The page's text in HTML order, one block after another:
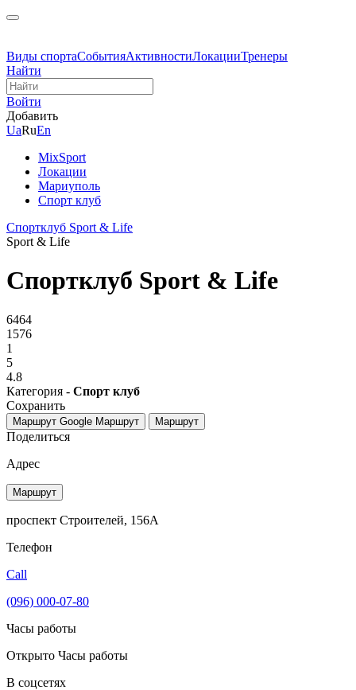
Виды спортаСобытияАктивностиЛокацииТренеры
Найти
Войти
Добавить
UaRuEn
MixSport
Локации
Мариуполь
Спорт клуб
Спортклуб Sport & Life
Sport & Life
Спортклуб Sport & Life
6464
1576
1
5
4.8
Категория - Спорт клуб
Сохранить
Маршрут Google Маршрут Маршрут
Поделиться
Адрес
Маршрут
проспект Строителей, 156А
Телефон
Call
(096) 000-07-80
Часы работы
Открыто Часы работы
В соцсетях